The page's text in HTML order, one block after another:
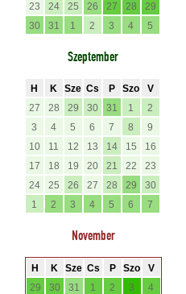
23
24 25 26 27 28
29
30
31 1 2 3 4 5
Szeptember
H K Sze Cs P Szo
V
27
28 29 30 31 1
2
3
4 5 6 7 8
9
10
11 12 13 14 15
16
17
18 19 20 21 22
23
24
25 26 27 28 29
30
1
2 3 4 5 6 7
November
H K Sze Cs P Szo
V
29
30 31 1 2 3
4